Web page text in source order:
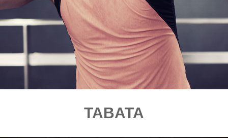
TABATA